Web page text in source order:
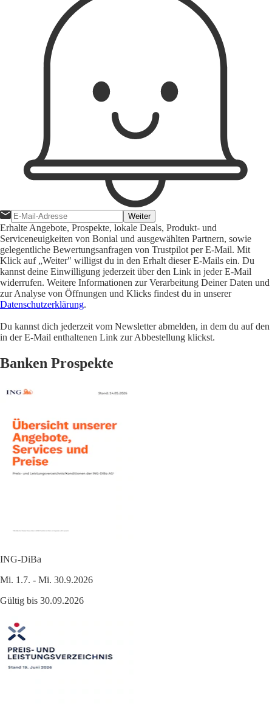
Weiter
Erhalte Angebote, Prospekte, lokale Deals, Produkt- und
Serviceneuigkeiten von Bonial und ausgewählten Partnern, sowie
gelegentliche Bewertungsanfragen von Trustpilot per E-Mail. Mit
Klick auf „Weiter" willigst du in den Erhalt dieser E-Mails ein. Du
kannst deine Einwilligung jederzeit über den Link in jeder E-Mail
widerrufen. Weitere Informationen zur Verarbeitung Deiner Daten und
zur Analyse von Öffnungen und Klicks findest du in unserer
Datenschutzerklärung.
Du kannst dich jederzeit vom Newsletter abmelden, in dem du auf den
in der E-Mail enthaltenen Link zur Abbestellung klickst.
Banken Prospekte
ING-DiBa
Mi. 1.7. - Mi. 30.9.2026
Gültig bis 30.09.2026